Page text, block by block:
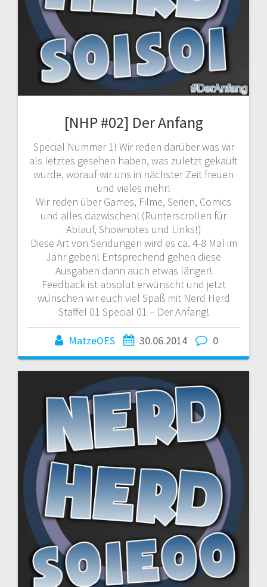
[NHP #02] Der Anfang
Special Nummer 1! Wir reden darüber was wir
als letztes gesehen haben, was zuletzt gekauft
wurde, worauf wir uns in nächster Zeit freuen
und vieles mehr!
Wir reden über Games, Filme, Serien, Comics
und alles dazwischen! (Runterscrollen für
Ablauf, Shownotes und Links!)
Diese Art von Sendungen wird es ca. 4-8 Mal im
Jahr geben! Entsprechend gehen diese
Ausgaben dann auch etwas länger!
Feedback ist absolut erwünscht und jetzt
wünschen wir euch viel Spaß mit Nerd Herd
Staffel 01 Special 01 – Der Anfang!
MatzeOES 30.06.2014 0